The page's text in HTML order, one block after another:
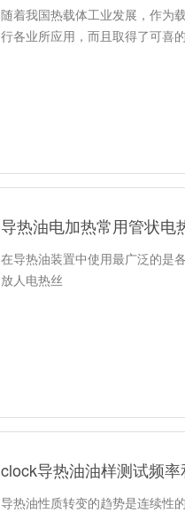
随着我国热载体工业发展，作为
行各业所应用，而且取得了可喜
导热油电加热常用管状电
在导热油装置中使用最广泛的是
放人电热丝
clock导热油油样测试频
导热油性质转变的趋势是连续性